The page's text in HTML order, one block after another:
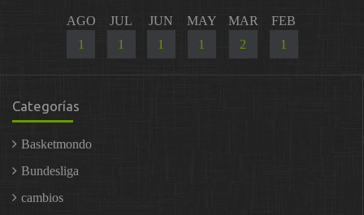
AGO
1
JUL
1
JUN
1
MAY
1
MAR
2
FEB
1
Categorías
Basketmondo
Bundesliga
cambios